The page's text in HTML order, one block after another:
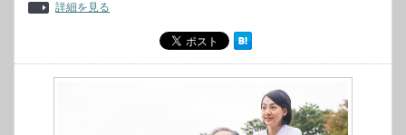
詳細を見る